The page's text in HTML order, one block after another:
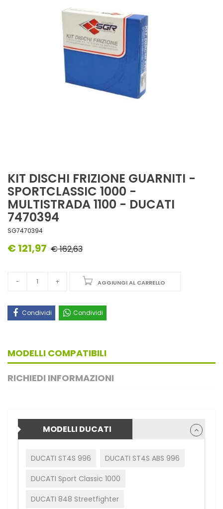
KIT DISCHI FRIZIONE GUARNITI -
SPORTCLASSIC 1000 -
MULTISTRADA 1100 - DUCATI
7470394
SG7470394
€ 121,97 € 162,63
AGGIUNGI AL CARRELLO
Condividi Condividi
MODELLI COMPATIBILI
RICHIEDI INFORMAZIONI
MODELLI DUCATI
DUCATI ST4S 996 DUCATI ST4S ABS 996
DUCATI Sport Classic 1000
DUCATI 848 Streetfighter